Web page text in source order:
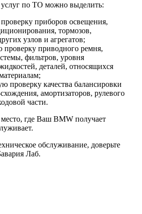
по ТО можно выделить:
приборов освещения,
тормозов,
узлов и агрегатов;
проверку приводного ремня,
фильтров, уровня
деталей, относящихся
проверку качества балансировки
амортизаторов, рулевого
части.
где Ваш BMW получает
обслуживание, доверьте
Лаб.